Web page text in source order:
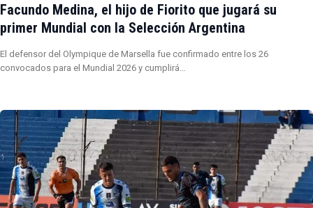
Facundo Medina, el hijo de Fiorito que jugará su
primer Mundial con la Selección Argentina
El defensor del Olympique de Marsella fue confirmado entre los 26
convocados para el Mundial 2026 y cumplirá…